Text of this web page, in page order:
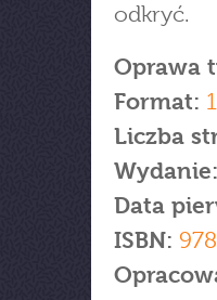
odkryć.
Oprawa
Format:
Liczba
Wydanie:
Data
ISBN: